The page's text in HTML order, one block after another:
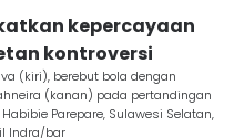
kepercayaan
kontroversi
(kiri), berebut bola dengan
(kanan) pada pertandingan
Parepare, Sulawesi Selatan,
Indra/bar